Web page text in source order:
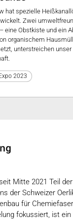
hat spezielle
Zwei
eine Obstkiste und ein
organischem
unterstreichen
2023
Mitte 2021 Teil
der Schweizer
für
fokussiert, ist